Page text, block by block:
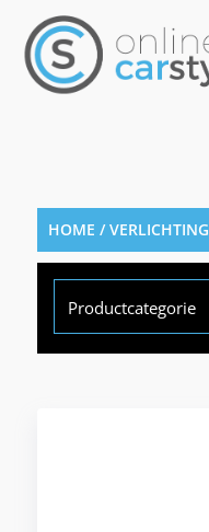
HOME /VERLICHTING
Productcategorie